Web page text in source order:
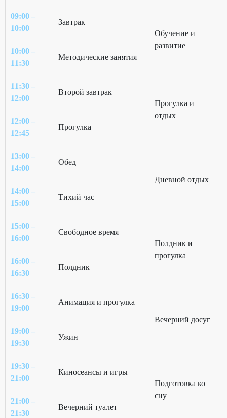
09:00 –
10:00
Завтрак
Обучение и
развитие
10:00 –
11:30
Методические занятия
11:30 –
12:00
Второй завтрак
Прогулка и
отдых
12:00 –
12:45
Прогулка
13:00 –
14:00
Обед
Дневной отдых
14:00 –
15:00
Тихий час
15:00 –
16:00
Свободное время
Полдник и
прогулка
16:00 –
16:30
Полдник
16:30 –
19:00
Анимация и прогулка
Вечерний досуг
19:00 –
19:30
Ужин
19:30 –
21:00
Киносеансы и игры
Подготовка ко
сну
21:00 –
21:30
Вечерний туалет